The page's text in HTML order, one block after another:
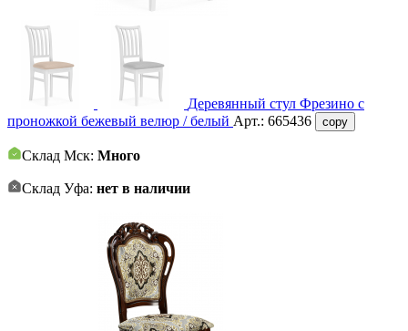
Деревянный стул Фрезино с
проножкой бежевый велюр / белый Арт.: 665436 copy
Склад Мск: Много
Склад Уфа: нет в наличии